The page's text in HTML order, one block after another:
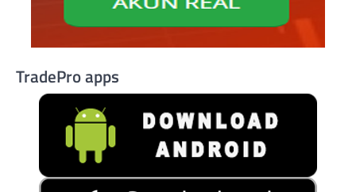
TradePro apps